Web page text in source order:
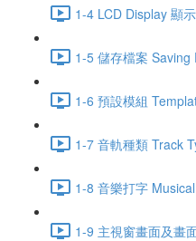
1-4 LCD Display 顯
1-5 儲存檔案 Saving
1-6 預設模組
1-7 音軌種類 Track
1-8 音樂打字
1-9 主視窗畫面及畫